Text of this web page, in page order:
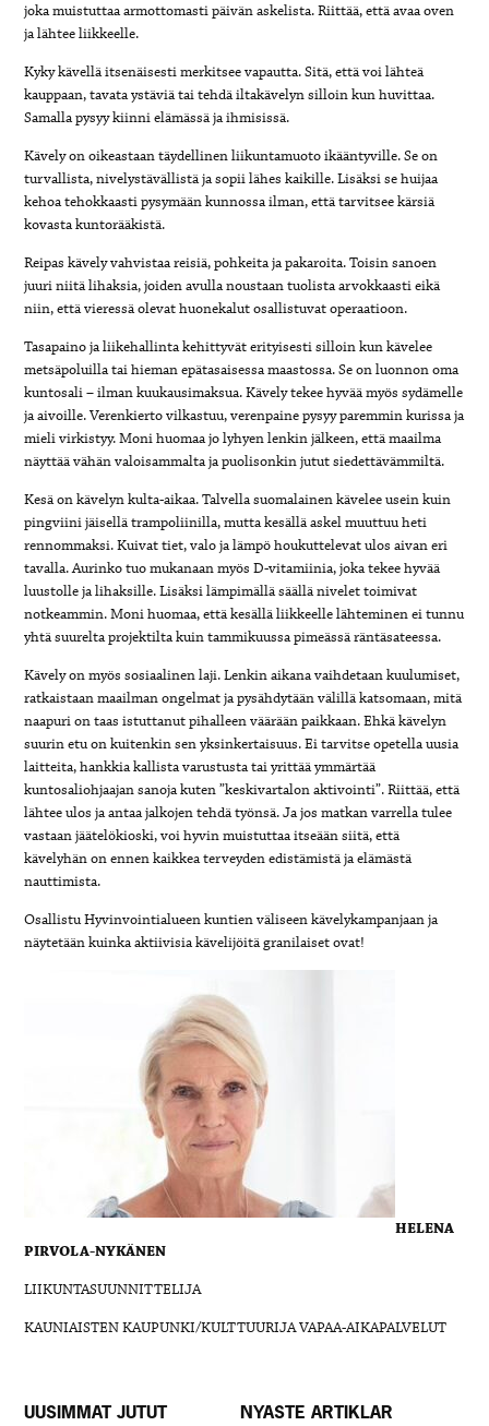
joka muistuttaa armottomasti päivän askelista. Riittää, että avaa oven
ja lähtee liikkeelle.
Kyky kävellä itsenäisesti merkitsee vapautta. Sitä, että voi lähteä
kauppaan, tavata ystäviä tai tehdä iltakävelyn silloin kun huvittaa.
Samalla pysyy kiinni elämässä ja ihmisissä.
Kävely on oikeastaan täydellinen liikuntamuoto ikääntyville. Se on
turvallista, nivelystävällistä ja sopii lähes kaikille. Lisäksi se huijaa
kehoa tehokkaasti pysymään kunnossa ilman, että tarvitsee kärsiä
kovasta kuntorääkistä.
Reipas kävely vahvistaa reisiä, pohkeita ja pakaroita. Toisin sanoen
juuri niitä lihaksia, joiden avulla noustaan tuolista arvokkaasti eikä
niin, että vieressä olevat huonekalut osallistuvat operaatioon.
Tasapaino ja liikehallinta kehittyvät erityisesti silloin kun kävelee
metsäpoluilla tai hieman epätasaisessa maastossa. Se on luonnon oma
kuntosali – ilman kuukausimaksua. Kävely tekee hyvää myös sydämelle
ja aivoille. Verenkierto vilkastuu, verenpaine pysyy paremmin kurissa ja
mieli virkistyy. Moni huomaa jo lyhyen lenkin jälkeen, että maailma
näyttää vähän valoisammalta ja puolisonkin jutut siedettävämmiltä.
Kesä on kävelyn kulta-aikaa. Talvella suomalainen kävelee usein kuin
pingviini jäisellä trampoliinilla, mutta kesällä askel muuttuu heti
rennommaksi. Kuivat tiet, valo ja lämpö houkuttelevat ulos aivan eri
tavalla. Aurinko tuo mukanaan myös D-vitamiinia, joka tekee hyvää
luustolle ja lihaksille. Lisäksi lämpimällä säällä nivelet toimivat
notkeammin. Moni huomaa, että kesällä liikkeelle lähteminen ei tunnu
yhtä suurelta projektilta kuin tammikuussa pimeässä räntäsateessa.
Kävely on myös sosiaalinen laji. Lenkin aikana vaihdetaan kuulumiset,
ratkaistaan maailman ongelmat ja pysähdytään välillä katsomaan, mitä
naapuri on taas istuttanut pihalleen väärään paikkaan. Ehkä kävelyn
suurin etu on kuitenkin sen yksinkertaisuus. Ei tarvitse opetella uusia
laitteita, hankkia kallista varustusta tai yrittää ymmärtää
kuntosaliohjaajan sanoja kuten ”keskivartalon aktivointi”. Riittää, että
lähtee ulos ja antaa jalkojen tehdä työnsä. Ja jos matkan varrella tulee
vastaan jäätelökioski, voi hyvin muistuttaa itseään siitä, että
kävelyhän on ennen kaikkea terveyden edistämistä ja elämästä
nauttimista.
Osallistu Hyvinvointialueen kuntien väliseen kävelykampanjaan ja
näytetään kuinka aktiivisia kävelijöitä granilaiset ovat!
HELENA
PIRVOLA-NYKÄNEN
LIIKUNTASUUNNITTELIJA
KAUNIAISTEN KAUPUNKI/KULTTUURIJA VAPAA-AIKAPALVELUT
UUSIMMAT JUTUT NYASTE ARTIKLAR